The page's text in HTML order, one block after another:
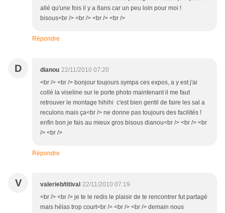
allé qu'une fois il y a 8ans car un peu loin pour moi !
bisous<br /> <br /> <br /> <br />
Répondre
D dianou 22/11/2010 07:20
<br /> <br /> bonjour toujours sympa ces expos, a y est j'ai
collé la viseline sur le porte photo maintenant il me faut
retrouver le montage hihihi c'est bien gentil de faire les sal a
reculons mais ça<br /> ne donne pas toujours des facilités !
enfin bon je fais au mieux gros bisous dianou<br /> <br /> <br
/> <br />
Répondre
V valerieb/titival 22/11/2010 07:19
<br /> <br /> je te le redis le plaisir de te rencontrer fut partagé
mais hélas trop court<br /> <br /> <br /> demain nous